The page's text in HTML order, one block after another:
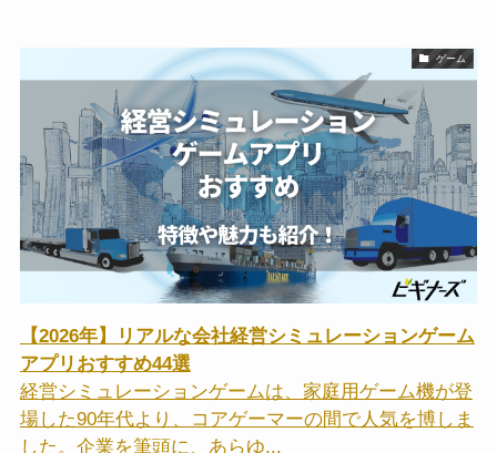
ゲーム
【2026年】リアルな会社経営シミュレーションゲーム
アプリおすすめ44選
経営シミュレーションゲームは、家庭用ゲーム機が登
場した90年代より、コアゲーマーの間で人気を博しま
した。企業を筆頭に、あらゆ...